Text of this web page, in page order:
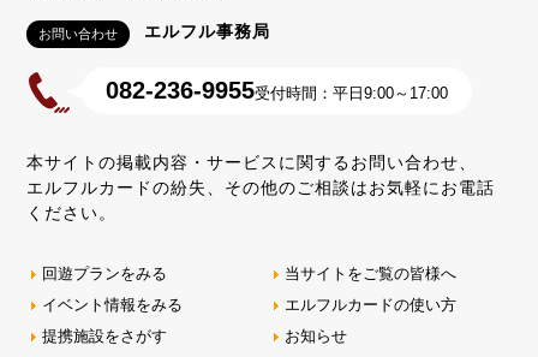
お問い合わせ エルフル事務局
082-236-9955受付時間：平日9:00～17:00
本サイトの掲載内容・サービスに関するお問い合わせ、
エルフルカードの紛失、その他のご相談はお気軽にお電話
ください。
回遊プランをみる
イベント情報をみる
提携施設をさがす
当サイトをご覧の皆様へ
エルフルカードの使い方
お知らせ